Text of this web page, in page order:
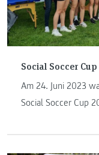
Social Soccer
Am 24. Juni 2023 war der
Social Soccer Cup